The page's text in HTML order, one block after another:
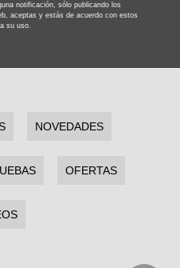
notificación, sólo publicando los
aceptas y estás de acuerdo con estos
su uso.
NOVEDADES
OFERTAS